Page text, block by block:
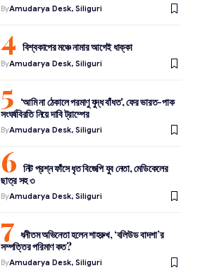
ByAmudarya Desk, Siliguri
বিশ্বকাপের মঞ্চে নামার আগেই ধাক্কা
ByAmudarya Desk, Siliguri
‘আমি না ঠেকালে পরমাণু যুদ্ধ বাঁধত’, ফের ভারত-পাক
সংঘর্ষবিরতি নিয়ে দাবি ট্রাম্পের
ByAmudarya Desk, Siliguri
নিট প্রশ্ন ফাঁসে ধৃত বিজেপি যুব নেতা, মেডিকেলের
ছাত্র সহ ৩
ByAmudarya Desk, Siliguri
ধনীতম অভিনেতা হলেন শাহরুখ, ‘বলিউড বাদশা’র
সম্পত্তির পরিমাণ কত?
ByAmudarya Desk, Siliguri